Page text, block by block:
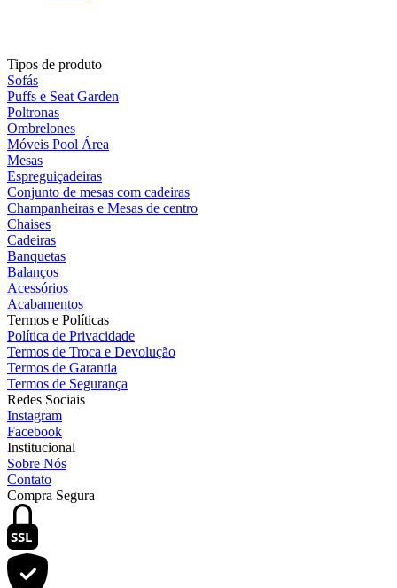
Tipos de produto
Sofás
Puffs e Seat Garden
Poltronas
Ombrelones
Móveis Pool Área
Mesas
Espreguiçadeiras
Conjunto de mesas com cadeiras
Champanheiras e Mesas de centro
Chaises
Cadeiras
Banquetas
Balanços
Acessórios
Acabamentos
Termos e Políticas
Política de Privacidade
Termos de Troca e Devolução
Termos de Garantia
Termos de Segurança
Redes Sociais
Instagram
Facebook
Institucional
Sobre Nós
Contato
Compra Segura
SSL